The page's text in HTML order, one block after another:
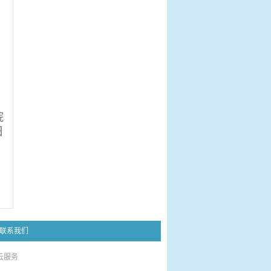
系我们
服务